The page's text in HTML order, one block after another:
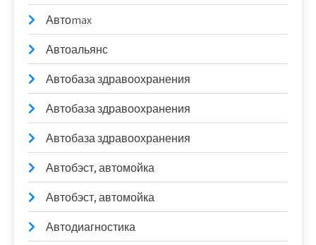
Автоmax
Автоальянс
Автобаза здравоохранения
Автобаза здравоохранения
Автобаза здравоохранения
Автобэст, автомойка
Автобэст, автомойка
Автодиагностика